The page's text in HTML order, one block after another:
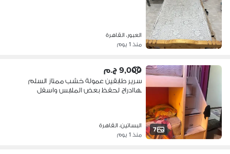
العبور، القاهرة
منذ 1 يوم
7
9,000 ج.م
سرير طابقين عمولة خشب ممتاز السلم
بهاادراج لحفظ بعض الملابس واسفل
البساتين، القاهرة
منذ 1 يوم